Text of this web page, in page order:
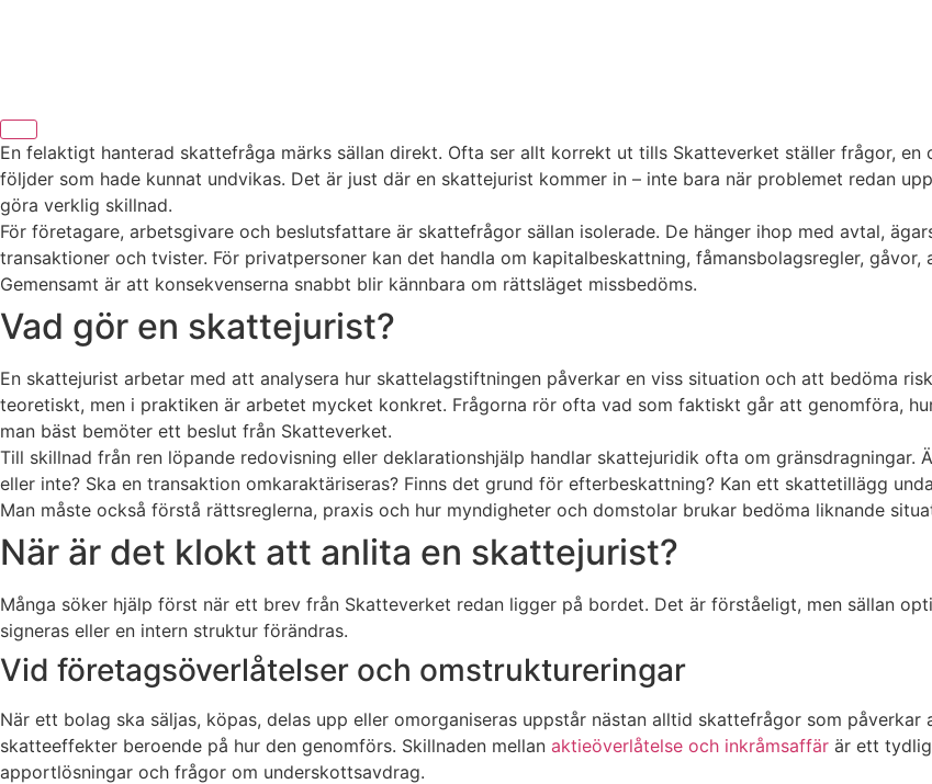
En felaktigt hanterad skattefråga märks sällan direkt. Ofta ser allt korrekt ut tills Skatteverket ställer frågor,
följder som hade kunnat undvikas. Det är just där en skattejurist kommer in – inte bara när problemet redan
göra verklig skillnad.
För företagare, arbetsgivare och beslutsfattare är skattefrågor sällan isolerade. De hänger ihop med avtal,
transaktioner och tvister. För privatpersoner kan det handla om kapitalbeskattning, fåmansbolagsregler,
Gemensamt är att konsekvenserna snabbt blir kännbara om rättsläget missbedöms.
Vad gör en skattejurist?
En skattejurist arbetar med att analysera hur skattelagstiftningen påverkar en viss situation och att bedöma
teoretiskt, men i praktiken är arbetet mycket konkret. Frågorna rör ofta vad som faktiskt går att genomföra,
man bäst bemöter ett beslut från Skatteverket.
Till skillnad från ren löpande redovisning eller deklarationshjälp handlar skattejuridik ofta om gränsdragningar.
eller inte? Ska en transaktion omkaraktäriseras? Finns det grund för efterbeskattning? Kan ett skattetillägg
Man måste också förstå rättsreglerna, praxis och hur myndigheter och domstolar brukar bedöma liknande
När är det klokt att anlita en skattejurist?
Många söker hjälp först när ett brev från Skatteverket redan ligger på bordet. Det är förståeligt, men sällan
signeras eller en intern struktur förändras.
Vid företagsöverlåtelser och omstruktureringar
När ett bolag ska säljas, köpas, delas upp eller omorganiseras uppstår nästan alltid skattefrågor som
skatteeffekter beroende på hur den genomförs. Skillnaden mellan aktieöverlåtelse och inkråmsaffär är ett
apportlösningar och frågor om underskottsavdrag.